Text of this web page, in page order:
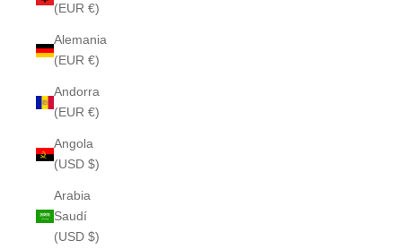
(EUR €)
Alemania
(EUR €)
Andorra
(EUR €)
Angola
(USD $)
Arabia
Saudí
(USD $)